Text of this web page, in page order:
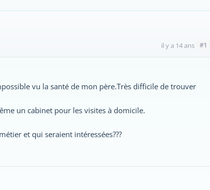
il y a 14 ans #1
vu la santé de mon père.Très difficile de trouver
un cabinet pour les visites à domicile.
et qui seraient intéressées???